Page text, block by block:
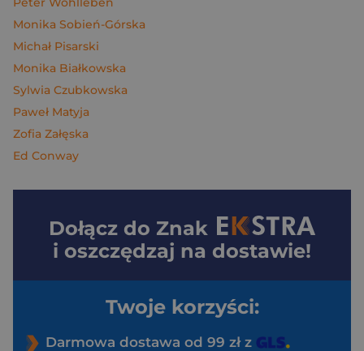
Monika Sobień-Górska
Michał Pisarski
Monika Białkowska
Sylwia Czubkowska
Paweł Matyja
Zofia Załęska
Ed Conway
Dołącz do Znak
i oszczędzaj na dostawie!
Twoje korzyści:
Darmowa dostawa od 99 zł z